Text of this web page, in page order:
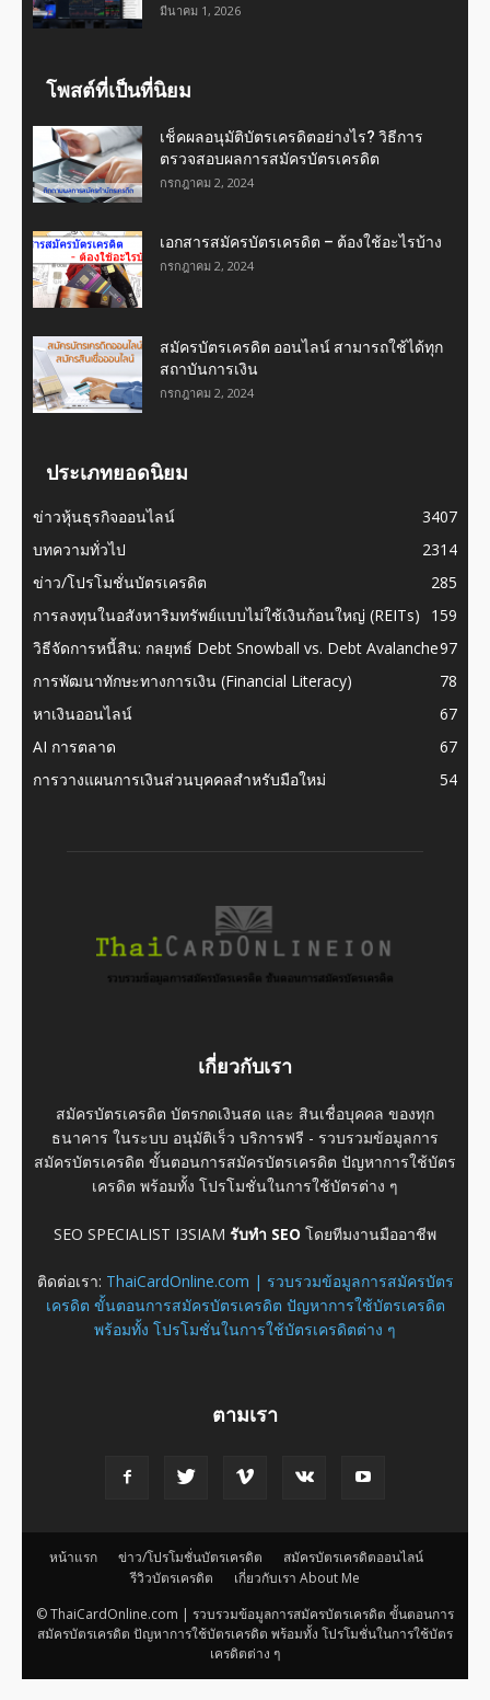
มีนาคม 1, 2026
โพสต์ที่เป็นที่นิยม
เช็คผลอนุมัติบัตรเครดิตอย่างไร? วิธีการ
ตรวจสอบผลการสมัครบัตรเครดิต
กรกฎาคม 2, 2024
เอกสารสมัครบัตรเครดิต – ต้องใช้อะไรบ้าง
กรกฎาคม 2, 2024
สมัครบัตรเครดิต ออนไลน์ สามารถใช้ได้ทุก
สถาบันการเงิน
กรกฎาคม 2, 2024
ประเภทยอดนิยม
ข่าวหุ้นธุรกิจออนไลน์
3407
บทความทั่วไป
2314
ข่าว/โปรโมชั่นบัตรเครดิต
285
การลงทุนในอสังหาริมทรัพย์แบบไม่ใช้เงินก้อนใหญ่ (REITs)
159
วิธีจัดการหนี้สิน: กลยุทธ์ Debt Snowball vs. Debt Avalanche97
การพัฒนาทักษะทางการเงิน (Financial Literacy)
78
หาเงินออนไลน์
67
AI การตลาด
67
การวางแผนการเงินส่วนบุคคลสำหรับมือใหม่
54
เกี่ยวกับเรา
สมัครบัตรเครดิต บัตรกดเงินสด และ สินเชื่อบุคคล ของทุก
ธนาคาร ในระบบ อนุมัติเร็ว บริการฟรี - รวบรวมข้อมูลการ
สมัครบัตรเครดิต ขั้นตอนการสมัครบัตรเครดิต ปัญหาการใช้บัตร
เครดิต พร้อมทั้ง โปรโมชั่นในการใช้บัตรต่าง ๆ
SEO SPECIALIST I3SIAM รับทำ SEO โดยทีมงานมืออาชีพ
ติดต่อเรา: ThaiCardOnline.com | รวบรวมข้อมูลการสมัครบัตร
เครดิต ขั้นตอนการสมัครบัตรเครดิต ปัญหาการใช้บัตรเครดิต
พร้อมทั้ง โปรโมชั่นในการใช้บัตรเครดิตต่าง ๆ
ตามเรา
หน้าแรก ข่าว/โปรโมชั่นบัตรเครดิต
สมัครบัตรเครดิตออนไลน์
รีวิวบัตรเครดิต
เกี่ยวกับเรา About Me
© ThaiCardOnline.com | รวบรวมข้อมูลการสมัครบัตรเครดิต ขั้นตอนการ
สมัครบัตรเครดิต ปัญหาการใช้บัตรเครดิต พร้อมทั้ง โปรโมชั่นในการใช้บัตร
เครดิตต่าง ๆ